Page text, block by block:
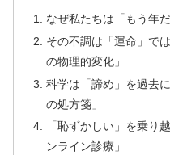
⚡ バルデナエイト
🚀 15分〜30分
なぜ私たちは「もう年
その不調は「運命」で
の物理的変化」
科学は「諦め」を過去
の処方箋」
「恥ずかしい」を乗り
ンライン診療」